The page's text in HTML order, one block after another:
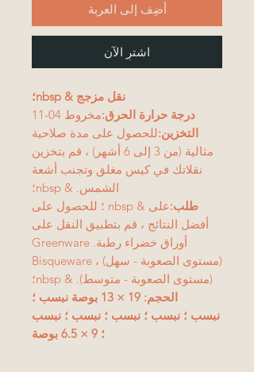
أضِف إلى العربة
اشترِ الآن
نقل مزجج & nbsp؛
درجة حرارة الحرق:مخروط 04-11
التخزين:للحصول على مدة صلاحية
مثالية (من 3 إلى 6 أشهر) ، قم بتخزين
نقلاتك في كيس مغلق وتجنب أشعة
الشمس. & nbsp؛
طلب:
على & nbsp ؛ للحصول على
أفضل النتائج ، قم بتطبيق النقل على
أوراق خضراء رطبة. Greenware
(مستوى الصعوبة - سهل) ، Bisqueware
(مستوى الصعوبة - متوسط). & nbsp؛
الحجم: 19 × 13 بوصة نبسب ؛
نبسب ؛ نبسب ؛ نبسب ؛ نبسب ؛ نبسب
؛ 9 × 6.5 بوصة